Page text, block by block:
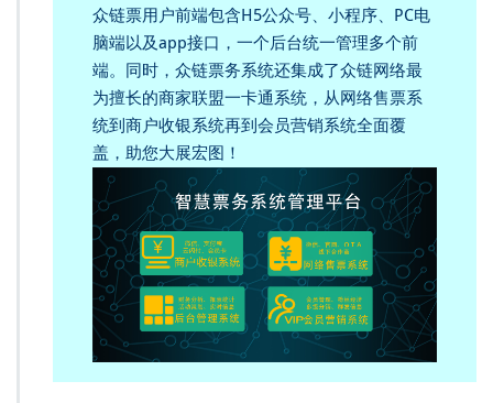
众链票用户前端包含H5公众号、小程序、PC电
脑端以及app接口，一个后台统一管理多个前
端。同时，众链票务系统还集成了众链网络最
为擅长的商家联盟一卡通系统，从网络售票系
统到商户收银系统再到会员营销系统全面覆
盖，助您大展宏图！